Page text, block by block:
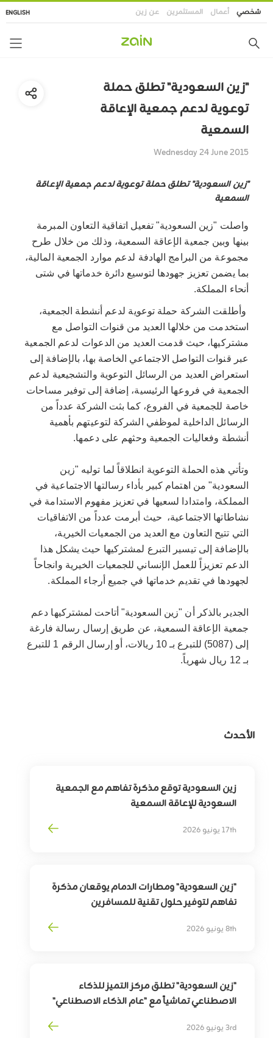
تجاوز
إلى
الرئيسي
شخصي أعمال المستثمرين عن زين ENGLISH
"زين السعودية" تطلق حملة
توعوية لدعم جمعية الإعاقة
السمعية
Wednesday 24 June 2015
"زين السعودية" تطلق حملة توعوية لدعم جمعية الإعاقة
السمعية
واصلت "زين السعودية" تفعيل اتفاقية التعاون المبرمة
بينها وبين جمعية الإعاقة السمعية، وذلك من خلال طرح
مجموعة من البرامج الهادفة لدعم موارد الجمعية المالية،
بما يضمن تعزيز جهودها لتوسيع دائرة خدماتها في شتى
أنحاء المملكة.
وأطلقت الشركة حملة توعوية لدعم أنشطة الجمعية،
استخدمت من خلالها العديد من قنوات التواصل مع
مشتركيها، حيث قدمت العديد من الدعوات لدعم الجمعية
عبر قنوات التواصل الاجتماعي الخاصة بها، بالإضافة إلى
استعراض العديد من الرسائل التوعوية والتشجيعية لدعم
الجمعية في فروعها الرئيسية، إضافة إلى توفير مساحات
خاصة للجمعية في الفروع، كما بثت الشركة عدداً من
الرسائل الداخلية لموظفي الشركة لتوعيتهم بأهمية
أنشطة وفعاليات الجمعية وحثهم على دعمها.
وتأتي هذه الحملة التوعوية انطلاقاً لما توليه "زين
السعودية" من اهتمام كبير بأداء رسالتها الاجتماعية في
المملكة، وامتدادا لسعيها في تعزيز مفهوم الاستدامة في
نشاطاتها الاجتماعية، حيث أبرمت عدداً من الاتفاقيات
التي تتيح التعاون مع العديد من الجمعيات الخيرية،
بالإضافة إلى تيسير التبرع لمشتركيها حيث يشكل هذا
الدعم تعزيزاً للعمل الإنساني للجمعيات الخيرية وانجاحاً
لجهودها في تقديم خدماتها في جميع أرجاء المملكة.
الجدير بالذكر أن "زين السعودية" أتاحت لمشتركيها دعم
جمعية الإعاقة السمعية، عن طريق إرسال رسالة فارغة
إلى (5087) للتبرع بـ 10 ريالات، أو إرسال الرقم 1 للتبرع
بـ 12 ريال شهرياً.
الأحدث
زين السعودية توقع مذكرة تفاهم مع الجمعية
السعودية للإعاقة السمعية
ذوي الإعاقة السمعية
17th يونيو 2026
"زين السعودية" ومطارات الدمام يوقعان مذكرة
تفاهم لتوفير حلول تقنية للمسافرين
وترقيةتجربةالمسافرين 8th يونيو 2026
"زين السعودية" تطلق مركز التميز للذكاء
الاصطناعي تماشياً مع "عام الذكاء الاصطناعي"
3rd يونيو 2026